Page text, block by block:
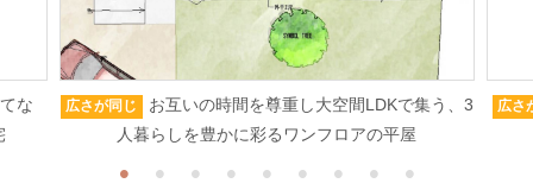
な
広さが同じ
お互いの時間を尊重し大空間LDKで集う、3
人暮らしを豊かに彩るワンフロアの平屋
広さ